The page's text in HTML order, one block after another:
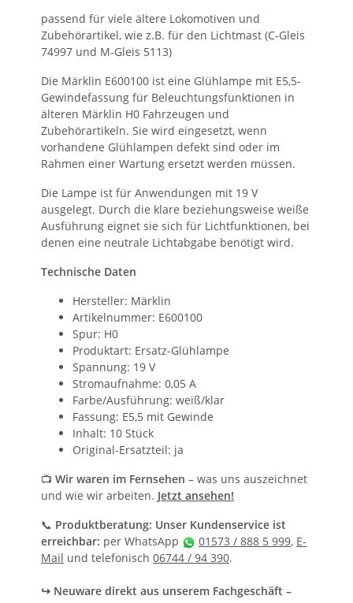
passend für viele ältere Lokomotiven und
Zubehörartikel, wie z.B. für den Lichtmast (C-Gleis
74997 und M-Gleis 5113)
Die Märklin E600100 ist eine Glühlampe mit E5,5-
Gewindefassung für Beleuchtungsfunktionen in
älteren Märklin H0 Fahrzeugen und
Zubehörartikeln. Sie wird eingesetzt, wenn
vorhandene Glühlampen defekt sind oder im
Rahmen einer Wartung ersetzt werden müssen.
Die Lampe ist für Anwendungen mit 19 V
ausgelegt. Durch die klare beziehungsweise weiße
Ausführung eignet sie sich für Lichtfunktionen, bei
denen eine neutrale Lichtabgabe benötigt wird.
Technische Daten
Hersteller: Märklin
Artikelnummer: E600100
Spur: H0
Produktart: Ersatz-Glühlampe
Spannung: 19 V
Stromaufnahme: 0,05 A
Farbe/Ausführung: weiß/klar
Fassung: E5,5 mit Gewinde
Inhalt: 10 Stück
Original-Ersatzteil: ja
📺 Wir waren im Fernsehen – was uns auszeichnet
und wie wir arbeiten. Jetzt ansehen!
📞 Produktberatung: Unser Kundenservice ist
erreichbar: per WhatsApp 01573 / 888 5 999, E-
Mail und telefonisch 06744 / 94 390.
↪ Neuware direkt aus unserem Fachgeschäft –